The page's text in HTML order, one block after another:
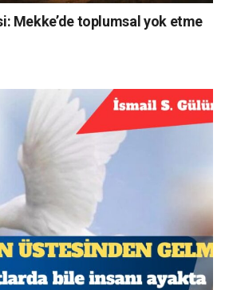
Mekke’de toplumsal yok etme